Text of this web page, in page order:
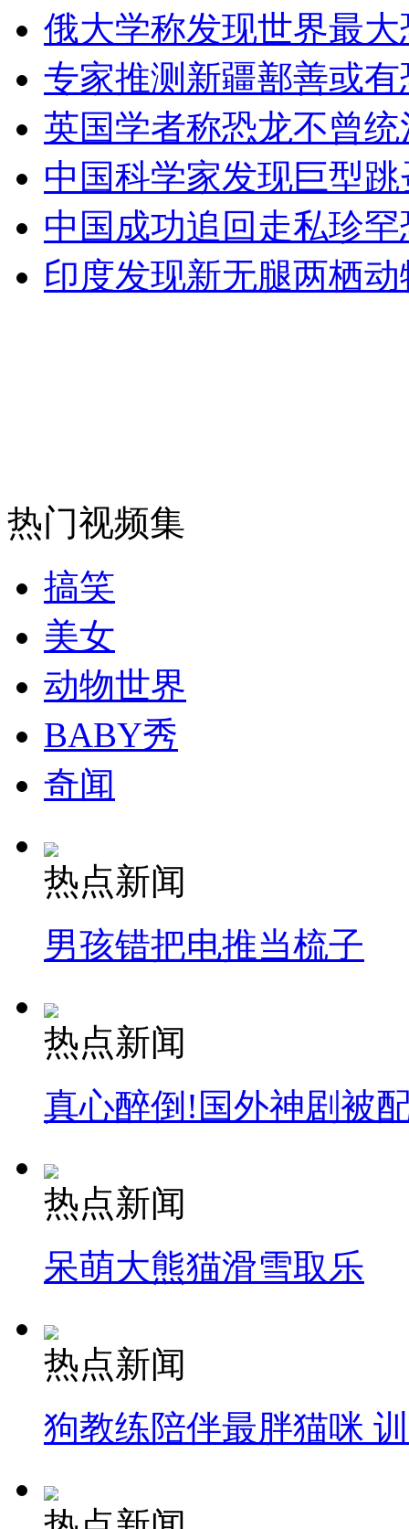
女孩北京地铁殴打老人 痛下狠手拳打脚踢
无痛分娩是否安全 医生回应
外交部：反对强权政治霸凌主义
消防员救轻生者 花炮节热闹非凡
司机酒驾遇交警 急速倒车逃窜
俄大学称发现世界最
专家推测新疆鄯善或
英国学者称恐龙不曾
中国科学家发现巨型
中国成功追回走私珍
印度发现新无腿两栖动
热门视频集
搞笑
美女
动物世界
BABY秀
奇闻
热点新闻
男孩错把电推当梳子
热点新闻
真心醉倒!国外神剧被
热点新闻
呆萌大熊猫滑雪取乐
热点新闻
狗教练陪伴最胖猫咪